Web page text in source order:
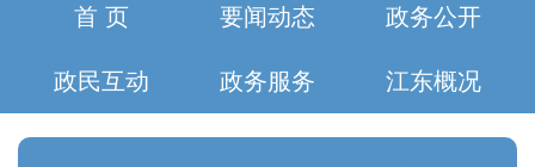
首 页 要闻动态 政务公开
政民互动 政务服务 江东概况